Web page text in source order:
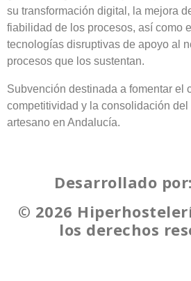
su transformación digital, la mejora
fiabilidad de los procesos, así como
tecnologías disruptivas de apoyo al
procesos que los sustentan.
Subvención destinada a fomentar el
competitividad y la consolidación
artesano en Andalucía.
Desarrollado por:
© 2026
los derechos